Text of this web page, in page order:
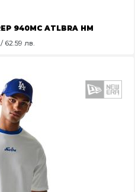
940MC ATLBRA HM
62.59 лв.